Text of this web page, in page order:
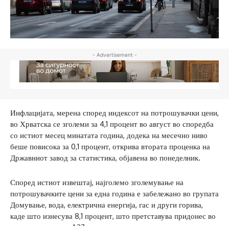
- Advertisement -
Инфлацијата, мерена според индексот на потрошувачки цени,
во Хрватска се зголеми за 4,1 процент во август во споредба
со истиот месец минатата година, додека на месечно ниво
беше повисока за 0,1 процент, открива втората проценка на
Државниот завод за статистика, објавена во понеделник.
Според истиот извештај, најголемо зголемување на
потрошувачките цени за една година е забележано во групата
Домување, вода, електрична енергија, гас и други горива,
каде што изнесува 8,1 процент, што претставува придонес во